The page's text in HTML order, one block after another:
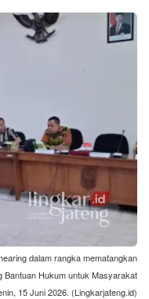
dalam rangka mematangkan
Bantuan Hukum untuk Masyarakat
15 Juni 2026. (Lingkarjateng.id)